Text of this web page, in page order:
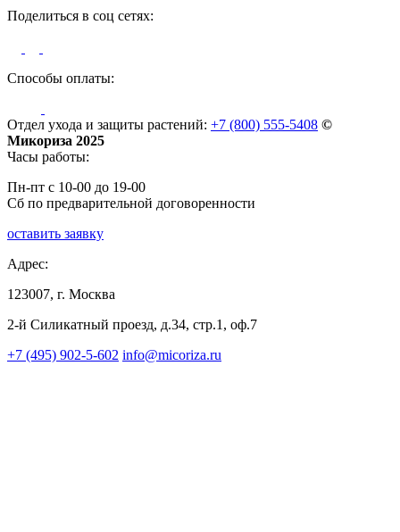
Поделиться в соц сетях:
Способы оплаты:
Отдел ухода и защиты растений: +7 (800) 555-5408 ©
Микориза 2025
Часы работы:
Пн-пт с 10-00 до 19-00
Сб по предварительной договоренности
оставить заявку
Адрес:
123007, г. Москва
2-й Силикатный проезд, д.34, стр.1, оф.7
+7 (495) 902-5-602 info@micoriza.ru